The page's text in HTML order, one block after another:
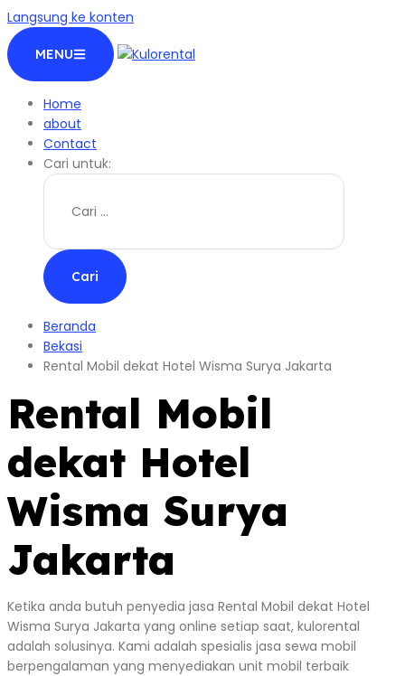
Langsung ke konten
MENU
Home
about
Contact
Cari untuk:
Beranda
Bekasi
Rental Mobil dekat Hotel Wisma Surya Jakarta
Rental Mobil
dekat Hotel
Wisma Surya
Jakarta
Ketika anda butuh penyedia jasa Rental Mobil dekat Hotel
Wisma Surya Jakarta yang online setiap saat, kulorental
adalah solusinya. Kami adalah spesialis jasa sewa mobil
berpengalaman yang menyediakan unit mobil terbaik